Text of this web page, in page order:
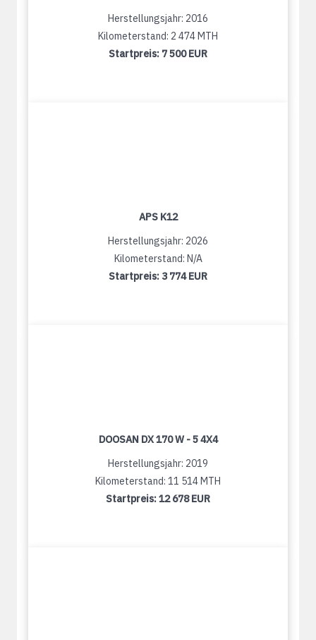
Herstellungsjahr: 2016
Kilometerstand: 2 474 MTH
Startpreis: 7 500 EUR
APS K12
Herstellungsjahr: 2026
Kilometerstand: N/A
Startpreis: 3 774 EUR
DOOSAN DX 170 W - 5 4X4
Herstellungsjahr: 2019
Kilometerstand: 11 514 MTH
Startpreis:12 678 EUR